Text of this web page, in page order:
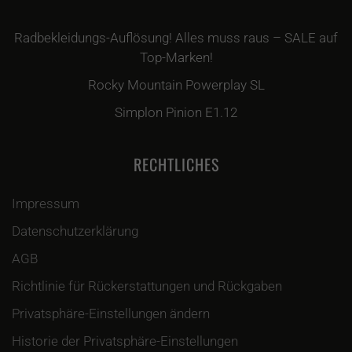
Radbekleidungs-Auflösung! Alles muss raus – SALE auf
Top-Marken!
Rocky Mountain Powerplay SL
Simplon Pinion E1.12
RECHTLICHES
Impressum
Datenschutzerklärung
AGB
Richtlinie für Rückerstattungen und Rückgaben
Privatsphäre-Einstellungen ändern
Historie der Privatsphäre-Einstellungen